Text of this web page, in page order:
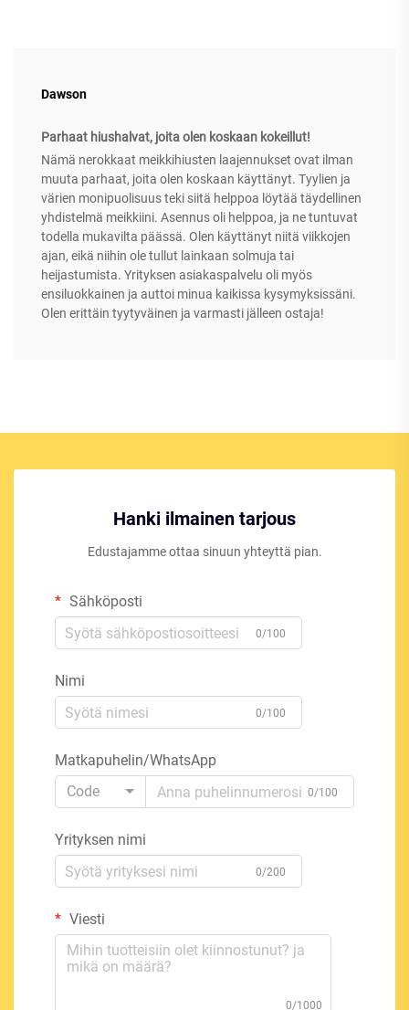
Dawson
Parhaat hiushalvat, joita olen koskaan kokeillut!
Nämä nerokkaat meikkihiusten laajennukset ovat ilman
muuta parhaat, joita olen koskaan käyttänyt. Tyylien ja
värien monipuolisuus teki siitä helppoa löytää täydellinen
yhdistelmä meikkiini. Asennus oli helppoa, ja ne tuntuvat
todella mukavilta päässä. Olen käyttänyt niitä viikkojen
ajan, eikä niihin ole tullut lainkaan solmuja tai
heijastumista. Yrityksen asiakaspalvelu oli myös
ensiluokkainen ja auttoi minua kaikissa kysymyksissäni.
Olen erittäin tyytyväinen ja varmasti jälleen ostaja!
Hanki ilmainen tarjous
Edustajamme ottaa sinuun yhteyttä pian.
Sähköposti
0/100
Nimi
0/100
Matkapuhelin/WhatsApp
Code
0/100
Yrityksen nimi
0/200
Viesti
0/1000